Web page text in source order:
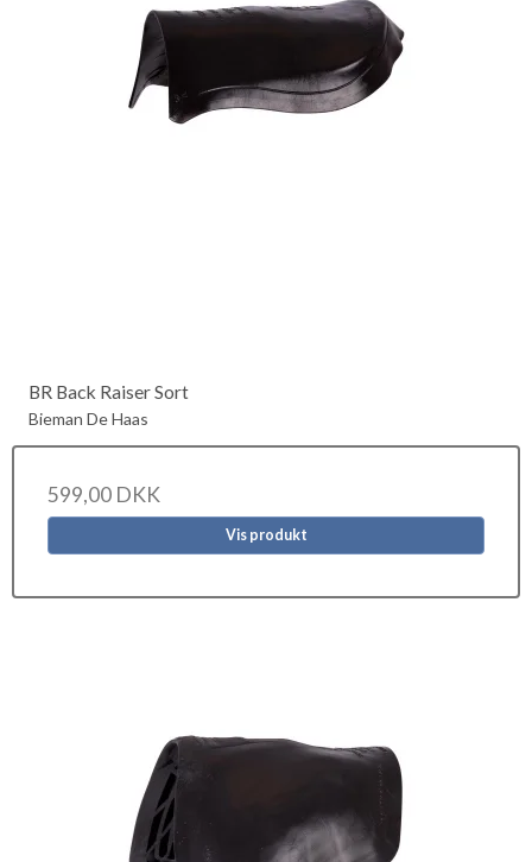
BR Back Raiser Sort
Bieman De Haas
599,00 DKK
Vis produkt